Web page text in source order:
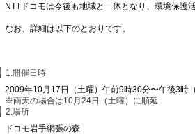
NTTドコモは今後も地域と一体となり、環境保護
なお、詳細は以下のとおりです。
1.開催日時
2009年10月17日（土曜）午前9時30分〜午後3時
※雨天の場合は10月24日（土曜）に順延
2.場所
ドコモ岩手網張の森